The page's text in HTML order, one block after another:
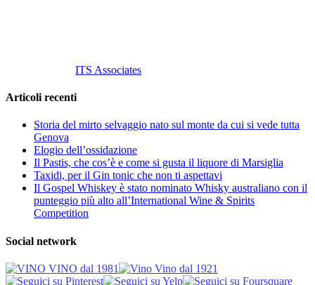
ITS Associates
Articoli recenti
Storia del mirto selvaggio nato sul monte da cui si vede tutta
Genova
Elogio dell’ossidazione
Il Pastis, che cos’è e come si gusta il liquore di Marsiglia
Taxidi, per il Gin tonic che non ti aspettavi
Il Gospel Whiskey è stato nominato Whisky australiano con il
punteggio più alto all’International Wine & Spirits
Competition
Social network